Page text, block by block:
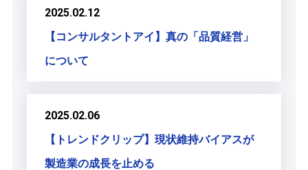
2025.02.12
【コンサルタントアイ】真の「品質経営」
について
2025.02.06
【トレンドクリップ】現状維持バイアスが
製造業の成長を止める